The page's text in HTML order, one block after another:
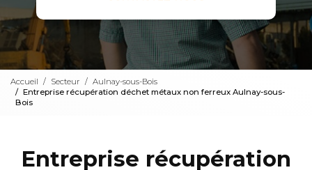
Accueil Secteur
Aulnay-sous-Bois
Entreprise récupération déchet métaux non ferreux Aulnay-sous-
Bois
Entreprise récupération